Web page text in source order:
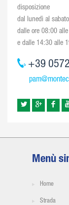
disposizione
dal lunedì al sabato
dalle ore 08:00
e dalle 14:30 alle
+39
Menù
Home
Strada